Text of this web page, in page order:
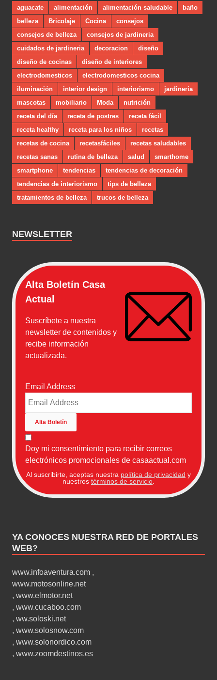
aguacate alimentación alimentación saludable
baño
belleza
Bricolaje Cocina
consejos
consejos de belleza
consejos de jardineria
cuidados de jardineria
decoracion
diseño
diseño de cocinas
diseño de interiores
electrodomesticos
electrodomesticos cocina
iluminación
interior design interiorismo
jardineria
mascotas
mobiliario Moda
nutrición
receta del día
receta de postres
receta fácil
receta healthy
receta para los niños
recetas
recetas de cocina
recetasfáciles
recetas saludables
recetas sanas
rutina de belleza salud
smarthome
smartphone
tendencias
tendencias de decoración
tendencias de interiorismo
tips de belleza
tratamientos de belleza
trucos de belleza
NEWSLETTER
Alta Boletín Casa
Actual
Suscríbete a nuestra
newsletter de contenidos y
recibe información
actualizada.
Email Address
Doy mi consentimiento para recibir correos
electrónicos promocionales de casaactual.com
Al suscribirte, aceptas nuestra política de privacidad y
nuestros términos de servicio
YA CONOCES NUESTRA RED DE PORTALES
WEB?
www.infoaventura.com ,
www.motosonline.net
, www.elmotor.net
, www.cucaboo.com
, ww.soloski.net
, www.solosnow.com
, www.solonordico.com
, www.zoomdestinos.es